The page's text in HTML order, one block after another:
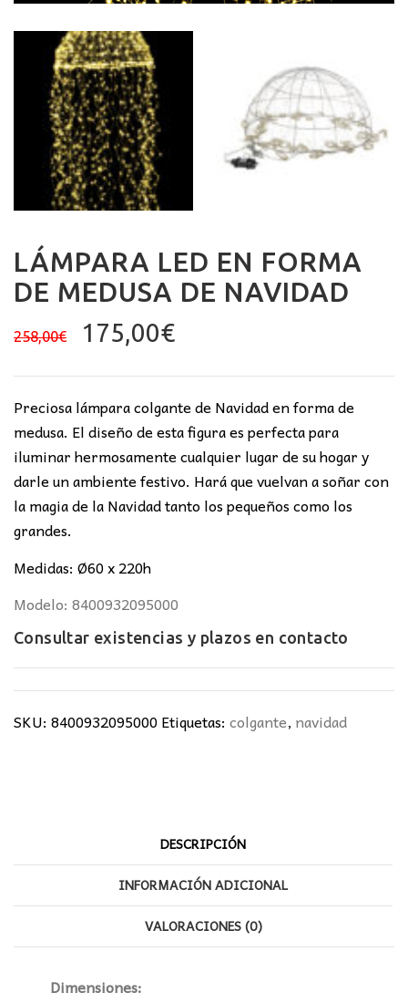
LÁMPARA LED EN FORMA
DE MEDUSA DE NAVIDAD
258,00€
El
original
era:
258,00€.
175,00€El
actual
es:
175,00€.
Preciosa lámpara colgante de Navidad en forma de
medusa. El diseño de esta figura es perfecta para
iluminar hermosamente cualquier lugar de su hogar y
darle un ambiente festivo. Hará que vuelvan a soñar con
la magia de la Navidad tanto los pequeños como los
grandes.
Medidas: Ø60 x 220h
Modelo: 8400932095000
Consultar existencias y plazos en contacto
SKU: 8400932095000Etiquetas: colgante, navidad
DESCRIPCIÓN
INFORMACIÓN ADICIONAL
VALORACIONES (0)
Dimensiones: